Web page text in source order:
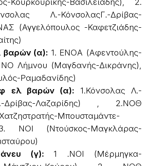
Κουρκουρίκης-Βασιλειάδης), 2.
Λ.-ΚόνσολαςΓ.-Δρίβας-
(Αγγελόπουλος -Καφετζιάδης-
βαρών (α): 1. ΕΝΟΑ (Αφεντούλης-
Λήμνου (Μαγδανής-Δικράνης),
Ραμαδανίδης)
ελ βαρών (α): 1.Κόνσολας Λ.-
Δρίβας-Λαζαρίδης) , 2.ΝΟΘ
Μπουσταμάντε-
ΝΟΙ (Ντούσκος-Μαγκλάρας-
(γ):1 .ΝΟΙ (Μέρμηγκα-